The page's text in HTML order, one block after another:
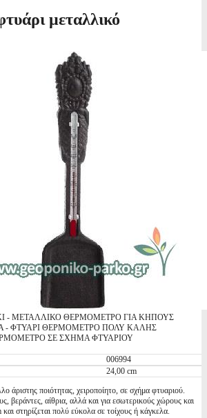
μεταλλικό
- ΜΕΤΑΛΛΙΚΟ ΘΕΡΜΟΜΕΤΡΟ ΓΙΑ ΚΗΠΟΥΣ
- ΦΤΥΑΡΙ ΘΕΡΜΟΜΕΤΡΟ ΠΟΛΥ ΚΑΛΗΣ
ΣΕ ΣΧΗΜΑ ΦΤΥΑΡΙΟΥ
006994
24,00 cm
άριστης ποιότητας, χειροποίητο, σε σχήμα φτυαριού.
βεράντες, αίθρια, αλλά και για εσωτερικούς χώρους και
στηρίζεται πολύ εύκολα σε τοίχους ή κάγκελα.